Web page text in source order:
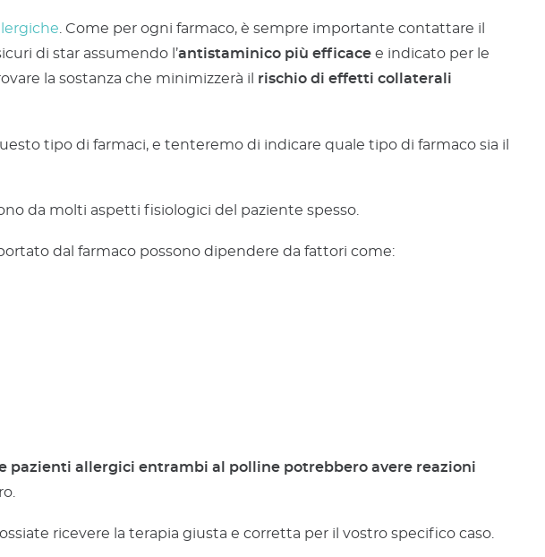
. Come per ogni farmaco, è sempre importante contattare il
di star assumendo l’antistaminico più efficace e indicato per le
la sostanza che minimizzerà il rischio di effetti collaterali
tipo di farmaci, e tenteremo di indicare quale tipo di farmaco sia il
da molti aspetti fisiologici del paziente spesso.
dal farmaco possono dipendere da fattori come:
pazienti allergici entrambi al polline potrebbero avere reazioni
ricevere la terapia giusta e corretta per il vostro specifico caso.